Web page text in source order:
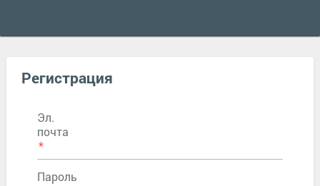
Регистрация
Эл.
почта
Пароль